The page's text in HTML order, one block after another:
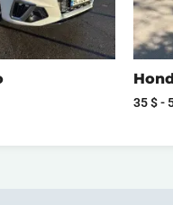
35$-